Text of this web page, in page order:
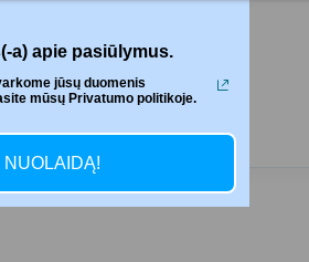
a) apie pasiūlymus.
jūsų duomenis
mūsų Privatumo politikoje.